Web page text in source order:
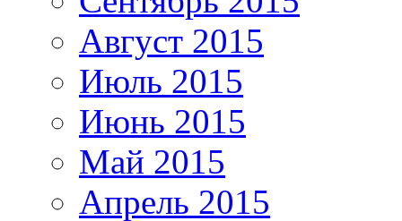
Август 2015
Июль 2015
Июнь 2015
Май 2015
Апрель 2015